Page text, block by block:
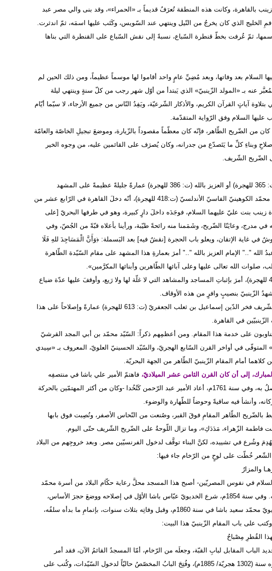
بالقاهرة، وكانت هذه المنطقة تُعرَفُ قديماً بـ «الحمراء»، وقد بنى والي مصر عبد
قنطرةً عند فمِ الخليج الذي كان يخرجُ من النّيل وينتهي عند السّويس، وكَتَب عليها اسمَه، ثمّ اندثرت.
ثمّ عُرفت بخطّ قنطرة السّباع، نسبةً إلى نقش السّباع على القنطرة التي بناها
السلام بعد وفاتها، وبعد مُضِيِّ عامٍ واحد أقاموا لها موسماً عظيماً، ومن ذلك الحين لم
عنه بـ «المولد الزّينبيّ» الذي يَبتدأ من أوّل شهر رجب من كلّ سنةٍ وينتهي ليلة
بتلاوة آياتٍ القرآن الكريم، والأذكار الشّرعيّة، ويَفِدُ النّاس من جميع الأرجاء، لا سيّما أيّام
عليها السلام وفق الرّواية المتقدّمة.
كان من الضّريح الطّاهر، فإنّه كان معظّماً مقصوداً بالزّيارة، وموضعَ تبجيلِ الخاصّة والعامّة
وبناءِ كلِّ ما يَتَصدّع من جدرانه، وكان يُصرَف على القائمين عليه، من وجوه الخير
الضّريح الشّريف.
بنى المعزّ الفاطميّ (ت: 365 للهجرة) أو العزيز بالله (ت: 386 للهجرة) عمارةً جليلةً عظيمةً على المشهد
الشّريف. وقد ذكر الرّحالة الأديب أبو عبد الله محمّد الكوهينيّ الفاسيّ الأندلسيّ (ت:418 للهجرة)، أنّه دخلَ القاهرة في الرّابع عشر من
السّيّدة زينب بنت عليّ عليهما السلام، فوجَدَه داخلَ دارٍ كبيرة، وهو في طرفها البحريّ [على
في مدرج، وعايَنّا الضّريح، وشَمَمنا منه رائحةً طيّبة، ورأينا بأعلاه قبّةً من الجُصّ، وفي
في غاية الإتقان، ويعلو باب الحجرة [نقشٌ فيه] بعد البَسملة: ﴿وَأَنَّ الْمَسَاجِدَ للهِ فَلَا
هذا ما أمرَ به عبدُ الله ".." الإمام العزيز بالله ".." أمرَ بعمارةِ هذا المشهد على مقام السّيّدة الطّاهرة
صلوات الله تعالى عليها وعلى آبائها الطّاهرين وأبنائها المكرَّمين».
(ت: 411 للهجرة)، أمرَ بإثباتِ المساجد والمشاهد التي لا غلّة لها ولا رَيع، وأوقفَ عليها عدّة ضياع
أجرى الشّريف فخر الدّين إسماعيل بن ثعلب الجعفريّ (ت: 613 للهجرة) عمارةً وإصلاحاً على هذا
في القاهرة.
على خدمة هذا المقام. ومن أعظمِهم ذكراً: السّيّد محمّد بن أبي المجد القرشيّ
في أواخر القرن السّابع الهجريّ، والسّيّد الحسينيّ العلويّ، المعروف بـ «سِيدي
إلى أن كان القرن الثامن عشر الميلاديّ، فاهتمّ الأمير علي باشا في منتصفِه
بتعميرِ المشهدِ وتشييده، وجعلَ له مسجداً يتّصلُ به، وفي سنة 1761م، أعاد الأمير عبد الرّحمن كَتْخُدا -وكان من أكثر المهتمّين بالحركة
وأنشأ فيه ساقيةً وحوضاً للطّهارة والوضوء.
بالضّريح الطّاهر المقامِ فوقَ القبر، وصُنعت من النّحاس الأصفر، ونُصِبت فوق بابها
فاطمة الزّهراء، مَدَدَكِ»، وما تزال اللّوحةُ على الضّريح الشّريف حتّى اليوم.
وشُرع في تشييده، لكنَّ البناء توقَّف لدخول الفرنسيّين مصر. وبعد خروجِهم من البلاد
والمزارُ
في نفوس المصريّين- أصبح هذا المسجد محلَّ رعاية حكّام البلاد من أسرة محمّد
عليّ باشا، فظّلَّ التّعميرُ والتّجديدُ يدخلان عليه. وفي سنة 1854م، شرع الخديويّ عبّاس باشا الأوّل في إصلاحه ووضعَ حجرَ الأساس،
ولكنّ الموتَ عاجلَه في ذلك العام، فقام الخديويّ محمّد سعيد باشا في سنة 1860م، وقبل وفاتِه بثلاث سنوات، بإتمامِ ما بدأه سلفُه،
على باب المقام الزّينبيّ هذا البيت:
القُطرِ مِصْباحُ
الباب المقابل لبابِ القبّة، وجعلَه من الرّخام، أمّا المسجدُ القائمُ الآن، فقد أمر
بإنشائه الخديوي توفيق (ت: 1892م)، وتمّ بناؤه سنة (1302 هجريّة/ 1885م)، وفُتِحَ البابُ المخصّصُ حاليّاً لدخول السّيّدات، وكُتب على